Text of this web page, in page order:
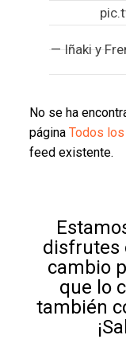
— Iñaki y
No se ha
página Todos
feed existente.
disfrutes
cambio
que lo
también